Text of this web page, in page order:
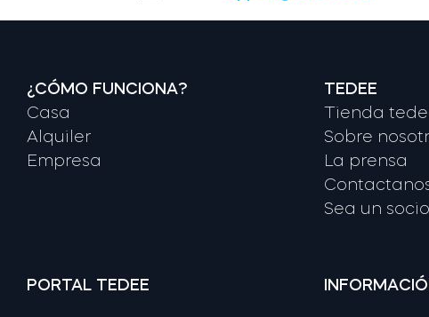
¿CÓMO FUNCIONA?
Casa
Alquiler
Empresa
TEDEE
Tienda
Sobre
La prensa
Sea un socio
PORTAL TEDEE